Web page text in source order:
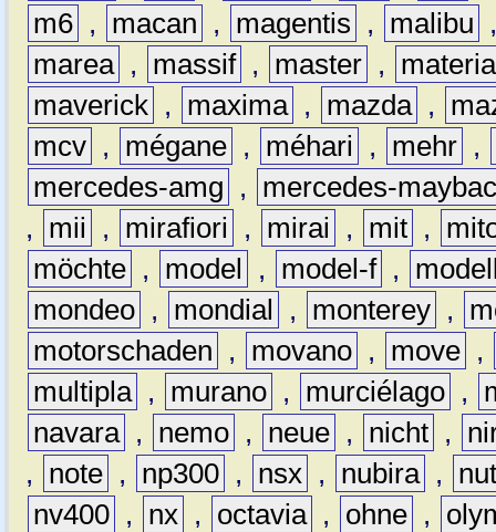
m6 , macan , magentis , malibu
marea , massif , master ,
materia
maverick , maxima , mazda ,
mcv , mégane , méhari , mehr ,
mercedes-amg
,
mercedes-
,
mii , mirafiori , mirai , mit ,
möchte , model , model-f ,
mondeo , mondial , monterey ,
motorschaden
, movano , move ,
multipla , murano , murciélago ,
navara , nemo , neue , nicht ,
,
note , np300 , nsx , nubira ,
nv400 , nx , octavia , ohne ,